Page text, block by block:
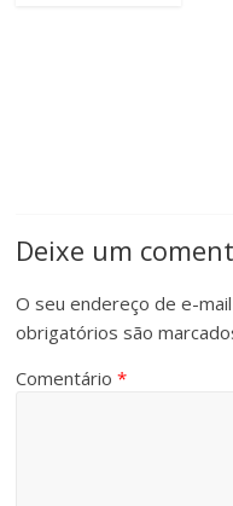
Deixe um
O seu endereço de e-
obrigatórios são
Comentário*